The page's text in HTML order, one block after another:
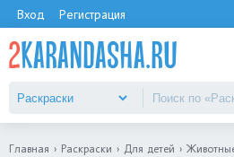
Вход Регистрация
Главная Раскраски Для детей